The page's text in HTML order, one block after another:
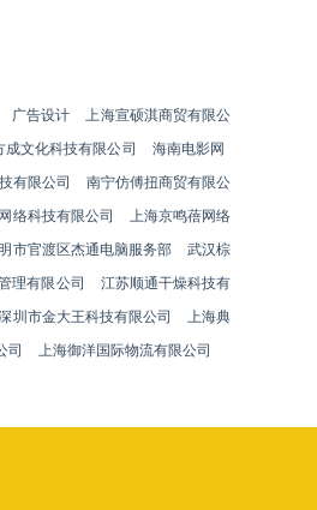
广告设计
上海宣硕淇商贸有限公
成文化科技有限公司
海南电影网
有限公司
南宁仿傅扭商贸有限公
络科技有限公司
上海京鸣蓓网络
市官渡区杰通电脑服务部
武汉棕
理有限公司
江苏顺通干燥科技有
圳市金大王科技有限公司
上海典
司 上海御洋国际物流有限公司